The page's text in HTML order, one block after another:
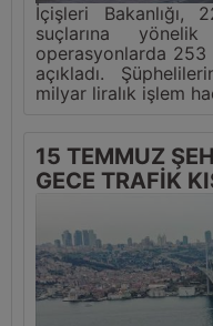
İçişleri Bakanlığı,
suçlarına
operasyonlarda 253
açıkladı.
milyar liralık işlem
15 TEMMUZ
GECE TRAFİK